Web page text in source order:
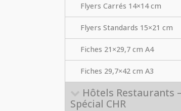
Flyers Carrés 14×14 cm
Flyers Standards 15×21 cm
Fiches 21×29,7 cm A4
Fiches 29,7×42 cm A3
Hôtels Restaurants –
Spécial CHR